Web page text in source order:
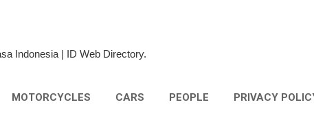
Indonesia | ID Web Directory.
MOTORCYCLES CARS PEOPLE PRIVACY